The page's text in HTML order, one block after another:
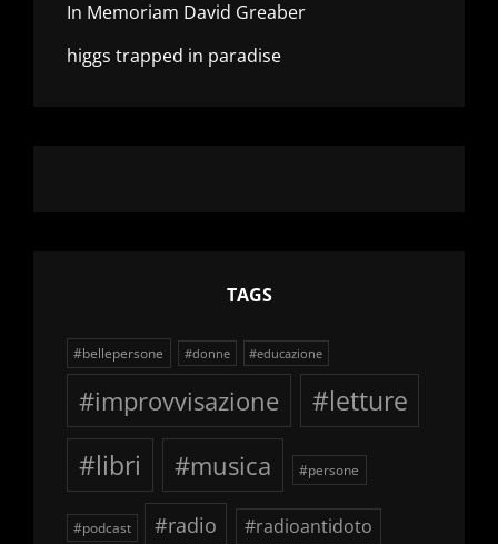
In Memoriam David Greaber
higgs trapped in paradise
TAGS
#bellepersone #donne #educazione
#improvvisazione
#letture
#libri
#musica #persone
#podcast #radio #radioantidoto